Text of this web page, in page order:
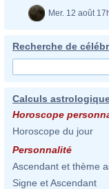
Mer. 12 août
Recherche de
Calculs
Horoscope
Horoscope du jour
Personnalité
Ascendant et thème
Signe et Ascendant